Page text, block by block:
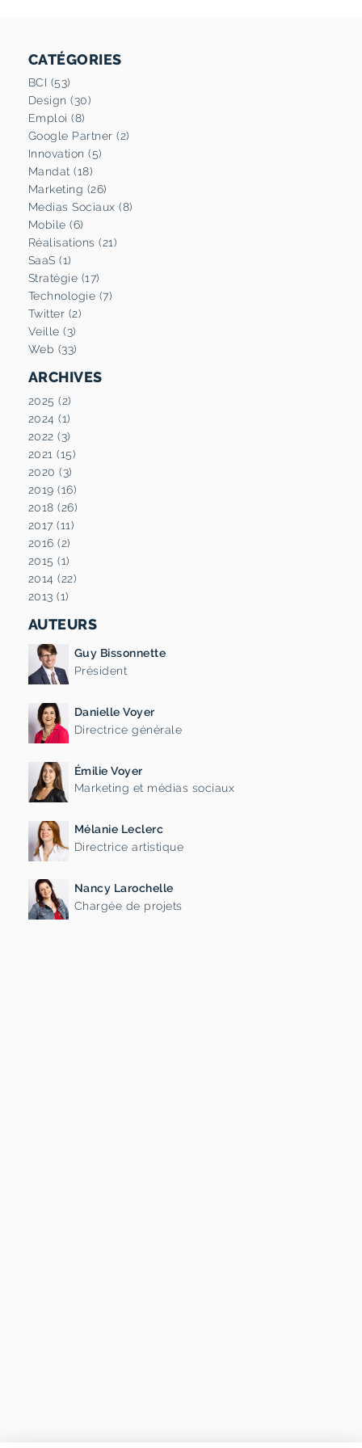
CATÉGORIES
BCI (53)
Design (30)
Emploi (8)
Google Partner (2)
Innovation (5)
Mandat (18)
Marketing (26)
Medias Sociaux (8)
Mobile (6)
Réalisations (21)
SaaS (1)
Stratégie (17)
Technologie (7)
Twitter (2)
Veille (3)
Web (33)
ARCHIVES
2025 (2)
2024 (1)
2022 (3)
2021 (15)
2020 (3)
2019 (16)
2018 (26)
2017 (11)
2016 (2)
2015 (1)
2014 (22)
2013 (1)
AUTEURS
Guy Bissonnette
Président
Danielle Voyer
Directrice générale
Émilie Voyer
Marketing et médias sociaux
Mélanie Leclerc
Directrice artistique
Nancy Larochelle
Chargée de projets